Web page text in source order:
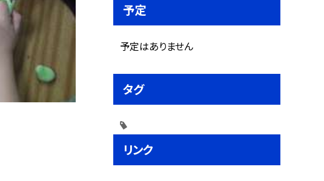
予定
予定はありません
タグ
リンク